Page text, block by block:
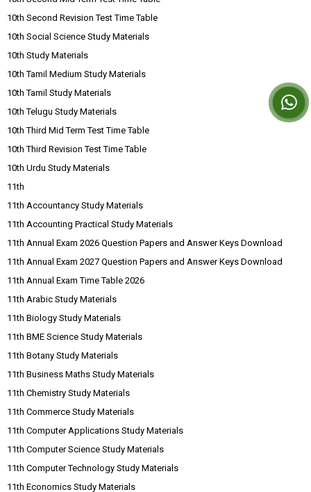
10th Second Revision Test Time Table
10th Social Science Study Materials
10th Study Materials
10th Tamil Medium Study Materials
10th Tamil Study Materials
10th Telugu Study Materials
10th Third Mid Term Test Time Table
10th Third Revision Test Time Table
10th Urdu Study Materials
11th
11th Accountancy Study Materials
11th Accounting Practical Study Materials
11th Annual Exam 2026 Question Papers and Answer Keys Download
11th Annual Exam 2027 Question Papers and Answer Keys Download
11th Annual Exam Time Table 2026
11th Arabic Study Materials
11th Biology Study Materials
11th BME Science Study Materials
11th Botany Study Materials
11th Business Maths Study Materials
11th Chemistry Study Materials
11th Commerce Study Materials
11th Computer Applications Study Materials
11th Computer Science Study Materials
11th Computer Technology Study Materials
11th Economics Study Materials